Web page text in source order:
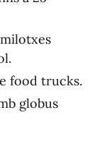
food trucks.
globus